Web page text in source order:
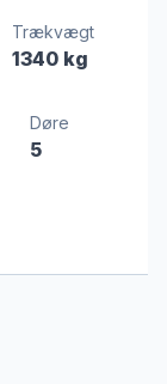
Trækvægt
1340 kg
Døre
5